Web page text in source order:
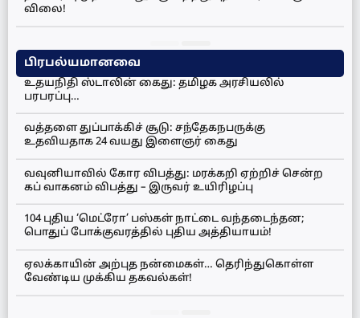
விலை!
பிரபல்யமானவை
உதயநிதி ஸ்டாலின் கைது: தமிழக அரசியலில்
பரபரப்பு…
வத்தளை துப்பாக்கிச் சூடு: சந்தேகநபருக்கு
உதவியதாக 24 வயது இளைஞர் கைது
வவுனியாவில் கோர விபத்து: மரக்கறி ஏற்றிச் சென்ற
கப் வாகனம் விபத்து – இருவர் உயிரிழப்பு
104 புதிய ‘மெட்ரோ’ பஸ்கள் நாட்டை வந்தடைந்தன;
பொதுப் போக்குவரத்தில் புதிய அத்தியாயம்!
ஏலக்காயின் அற்புத நன்மைகள்… தெரிந்துகொள்ள
வேண்டிய முக்கிய தகவல்கள்!